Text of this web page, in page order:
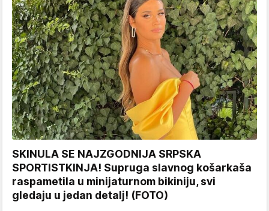
SKINULA SE NAJZGODNIJA SRPSKA
SPORTISTKINJA! Supruga slavnog košarkaša
raspametila u minijaturnom bikiniju, svi
gledaju u jedan detalj! (FOTO)